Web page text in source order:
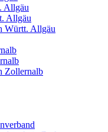
Allgäu
Allgäu
Württ. Allgäu
Zollernalb